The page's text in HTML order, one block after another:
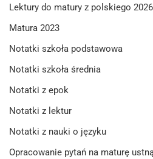
Lektury do matury z polskiego
Matura 2023
Notatki szkoła podstawowa
Notatki szkoła średnia
Notatki z epok
Notatki z lektur
Notatki z nauki o języku
Opracowanie pytań na maturę